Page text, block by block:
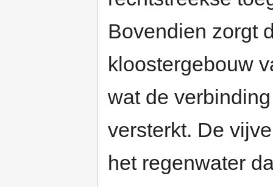
Bovendien zorgt
kloostergebouw
wat de
versterkt. De
het regenwater